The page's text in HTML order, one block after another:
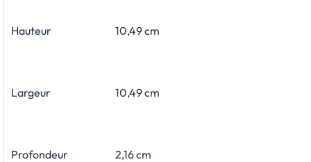
Hauteur 10,49 cm
Largeur 10,49 cm
Profondeur 2,16 cm